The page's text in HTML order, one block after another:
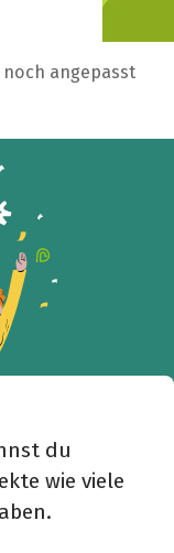
angepasst
du
wie viele